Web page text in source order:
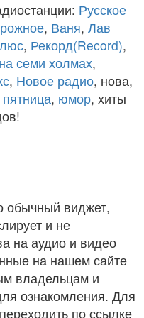
Русское
, Ваня, Лав
, Рекорд(Record),
семи холмах,
, Новое радио, нова,
, юмор, хиты
обычный виджет,
и не
на аудио и видео
на нашем сайте
владельцам и
ознакомления. Для
по ссылке